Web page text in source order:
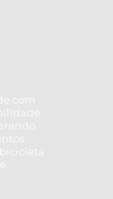
com